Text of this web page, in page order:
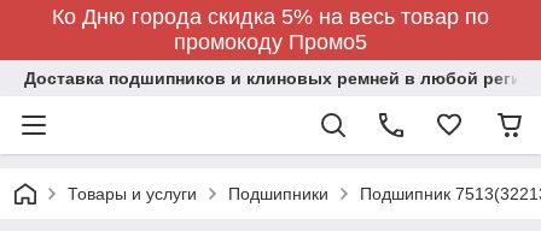
Ко Дню города скидка 5% на весь товар по
промокоду Промо5
Доставка подшипников и клиновых ремней в любой регион
Товары и услуги Подшипники Подшипник